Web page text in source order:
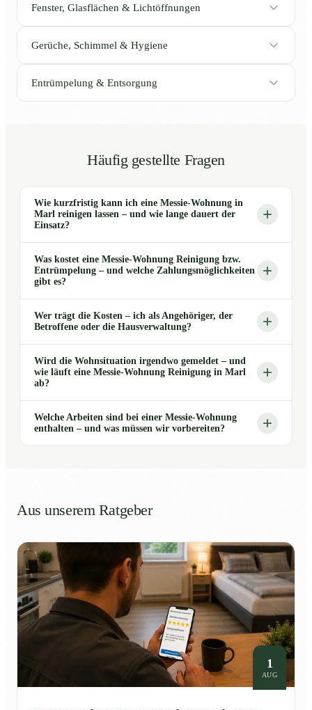
Fenster, Glasflächen & Lichtöffnungen
Gerüche, Schimmel & Hygiene
Entrümpelung & Entsorgung
Häufig gestellte Fragen
Wie kurzfristig kann ich eine Messie-Wohnung in
Marl reinigen lassen – und wie lange dauert der
Einsatz?
Was kostet eine Messie-Wohnung Reinigung bzw.
Entrümpelung – und welche Zahlungsmöglichkeiten
gibt es?
Wer trägt die Kosten – ich als Angehöriger, der
Betroffene oder die Hausverwaltung?
Wird die Wohnsituation irgendwo gemeldet – und
wie läuft eine Messie-Wohnung Reinigung in Marl
ab?
Welche Arbeiten sind bei einer Messie-Wohnung
enthalten – und was müssen wir vorbereiten?
Aus unserem Ratgeber
1
AUG